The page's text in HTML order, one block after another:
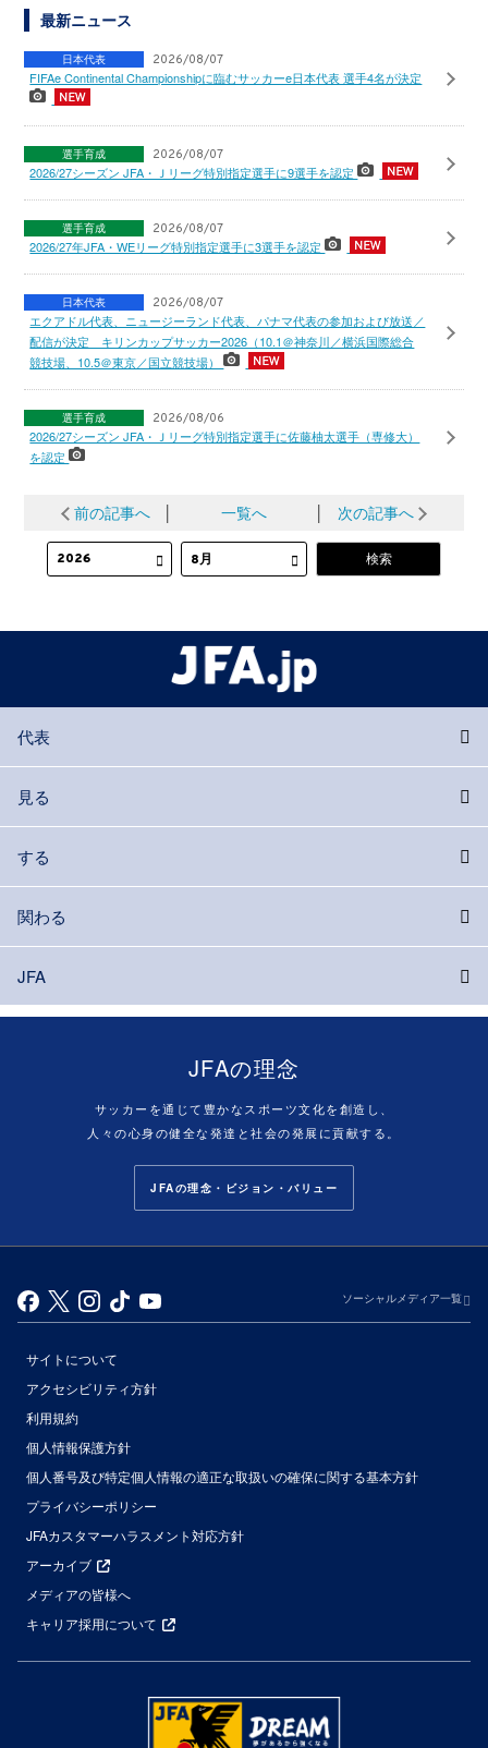
最新ニュース
日本代表 2026/08/07
FIFAe Continental Championshipに臨むサッカーe日本代表 選手4名が決定
選手育成 2026/08/07
2026/27シーズン JFA・Ｊリーグ特別指定選手に9選手を認定
選手育成 2026/08/07
2026/27年JFA・WEリーグ特別指定選手に3選手を認定
日本代表 2026/08/07
エクアドル代表、ニュージーランド代表、パナマ代表の参加および放送／
配信が決定 キリンカップサッカー2026（10.1＠神奈川／横浜国際総合
競技場、10.5＠東京／国立競技場）
選手育成 2026/08/06
2026/27シーズン JFA・Ｊリーグ特別指定選手に佐藤柚太選手（専修大）
を認定
前の記事へ 一覧へ 次の記事へ
代表
見る
する
関わる
JFA
JFAの理念
サッカーを通じて豊かなスポーツ文化を創造し、
人々の心身の健全な発達と社会の発展に貢献する。
JFAの理念・ビジョン・バリュー
ソーシャルメディア一覧
サイトについて
アクセシビリティ方針
利用規約
個人情報保護方針
個人番号及び特定個人情報の適正な取扱いの確保に関する基本方針
プライバシーポリシー
JFAカスタマーハラスメント対応方針
アーカイブ
メディアの皆様へ
キャリア採用について